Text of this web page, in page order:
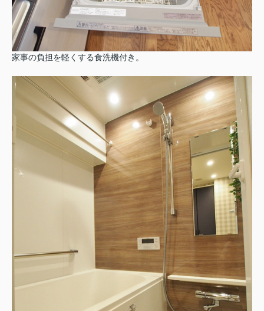
家事の負担を軽くする食洗機付き。